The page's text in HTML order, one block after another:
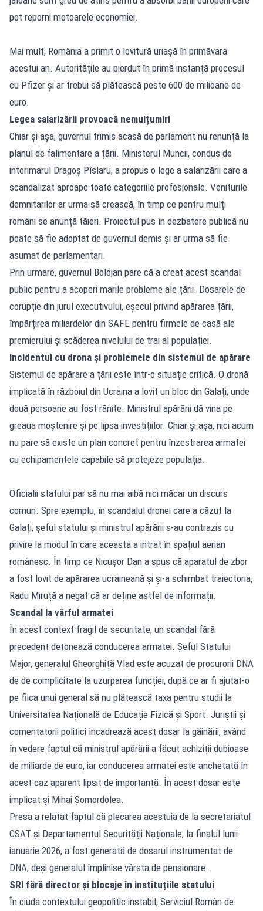
pot reporni motoarele economiei.
Mai mult, România a primit o lovitură uriașă în primăvara
acestui an. Autoritățile au pierdut în primă instanță procesul
cu Pfizer și ar trebui să plătească peste 600 de milioane de
euro.
Legea salarizării provoacă nemulțumiri
Chiar și așa, guvernul trimis acasă de parlament nu renunță la
planul de falimentare a țării. Ministerul Muncii, condus de
interimarul Dragoș Pîslaru, a propus o lege a salarizării care a
scandalizat aproape toate categoriile profesionale. Veniturile
demnitarilor ar urma să crească, în timp ce pentru mulți
români se anunță tăieri. Proiectul pus în dezbatere publică nu
poate să fie adoptat de guvernul demis și ar urma să fie
asumat de parlamentari.
Prin urmare, guvernul Bolojan pare că a creat acest scandal
public pentru a acoperi marile probleme ale țării. Dosarele de
corupție din jurul executivului, eșecul privind apărarea țării,
împărțirea miliardelor din SAFE pentru firmele de casă ale
premierului și scăderea nivelului de trai al populației.
Incidentul cu drona și problemele din sistemul de apărare
Sistemul de apărare a țării este într-o situație critică. O dronă
implicată în războiul din Ucraina a lovit un bloc din Galați, unde
două persoane au fost rănite. Ministrul apărării dă vina pe
greaua moștenire și pe lipsa investițiilor. Chiar și așa, nici acum
nu pare să existe un plan concret pentru înzestrarea armatei
cu echipamentele capabile să protejeze populația.
Oficialii statului par să nu mai aibă nici măcar un discurs
comun. Spre exemplu, în scandalul dronei care a căzut la
Galați, șeful statului și ministrul apărării s-au contrazis cu
privire la modul în care aceasta a intrat în spațiul aerian
românesc. În timp ce Nicușor Dan a spus că aparatul de zbor
a fost lovit de apărarea ucraineană și și-a schimbat traiectoria,
Radu Miruță a negat că ar deține astfel de informații.
Scandal la vârful armatei
În acest context fragil de securitate, un scandal fără
precedent detonează conducerea armatei. Șeful Statului
Major, generalul Gheorghiță Vlad este acuzat de procurorii DNA
de de complicitate la uzurparea funcției, după ce ar fi ajutat-o
pe fiica unui general să nu plătească taxa pentru studii la
Universitatea Națională de Educație Fizică și Sport. Juriștii și
comentatorii politici încadrează acest dosar la găinării, având
în vedere faptul că ministrul apărării a făcut achiziții dubioase
de miliarde de euro, iar conducerea armatei este anchetată în
acest caz aparent lipsit de importanță. În acest dosar este
implicat și Mihai Șomordolea.
Presa a relatat faptul că plecarea acestuia de la secretariatul
CSAT și Departamentul Securității Naționale, la finalul lunii
ianuarie 2026, a fost generată de dosarul instrumentat de
DNA, deși generalul împlinise vârsta de pensionare.
SRI fără director și blocaje în instituțiile statului
În ciuda contextului geopolitic instabil, Serviciul Român de